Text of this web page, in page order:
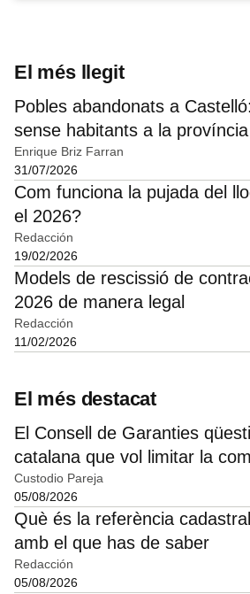
El més llegit
Pobles abandonats a
sense habitants a la província
Enrique Briz Farran
31/07/2026
Com funciona la pujada del
el 2026?
Redacción
19/02/2026
Models de rescissió de
2026 de manera legal
Redacción
11/02/2026
El més destacat
El Consell de Garanties
catalana que vol limitar la
Custodio Pareja
05/08/2026
Què és la referència
amb el que has de saber
Redacción
05/08/2026